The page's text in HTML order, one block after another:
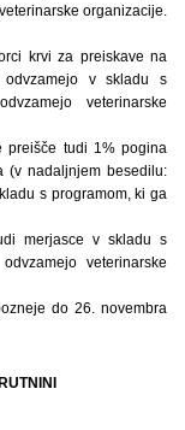
organizacije.
krvi za preiskave na
odvzamejo v skladu s
veterinarske
preišče tudi 1% pogina
(v nadaljnjem besedilu:
s programom, ki ga
merjasce v skladu s
veterinarske
do 26. novembra